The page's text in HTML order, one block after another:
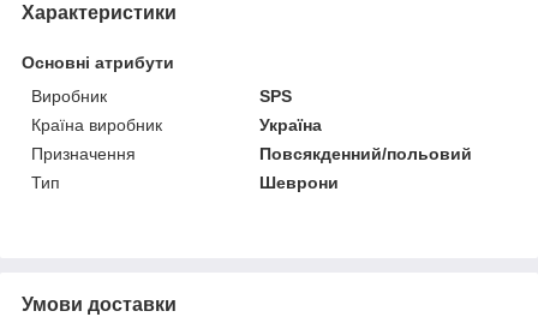
Характеристики
Основні атрибути
Виробник
SPS
Країна виробник
Україна
Призначення
Повсякденний/польовий
Тип
Шеврони
Умови доставки